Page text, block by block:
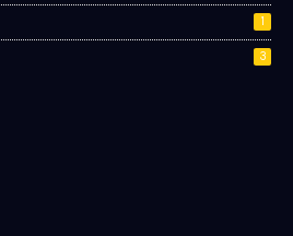
1
3